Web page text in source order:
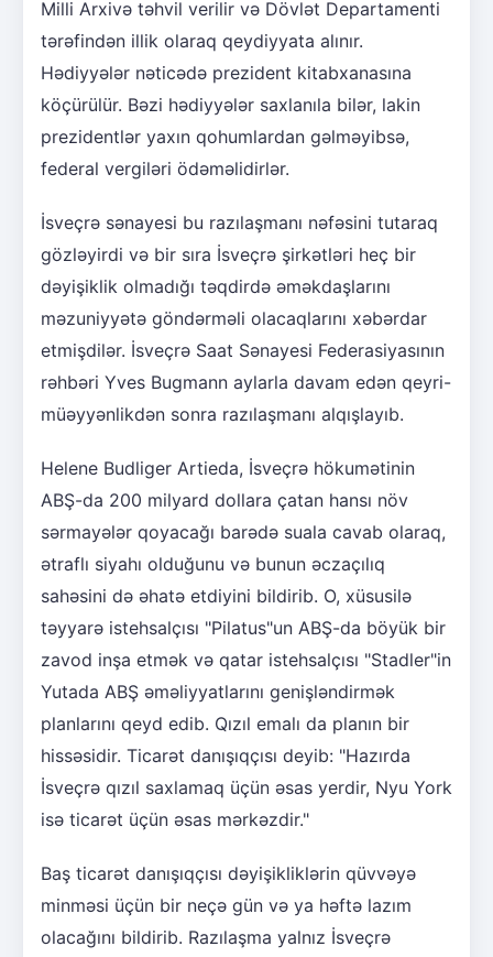
Milli Arxivə təhvil verilir və Dövlət Departamenti
tərəfindən illik olaraq qeydiyyata alınır.
Hədiyyələr nəticədə prezident kitabxanasına
köçürülür. Bəzi hədiyyələr saxlanıla bilər, lakin
prezidentlər yaxın qohumlardan gəlməyibsə,
federal vergiləri ödəməlidirlər.
İsveçrə sənayesi bu razılaşmanı nəfəsini tutaraq
gözləyirdi və bir sıra İsveçrə şirkətləri heç bir
dəyişiklik olmadığı təqdirdə əməkdaşlarını
məzuniyyətə göndərməli olacaqlarını xəbərdar
etmişdilər. İsveçrə Saat Sənayesi Federasiyasının
rəhbəri Yves Bugmann aylarla davam edən qeyri-
müəyyənlikdən sonra razılaşmanı alqışlayıb.
Helene Budliger Artieda, İsveçrə hökumətinin
ABŞ-da 200 milyard dollara çatan hansı növ
sərmayələr qoyacağı barədə suala cavab olaraq,
ətraflı siyahı olduğunu və bunun əczaçılıq
sahəsini də əhatə etdiyini bildirib. O, xüsusilə
təyyarə istehsalçısı "Pilatus"un ABŞ-da böyük bir
zavod inşa etmək və qatar istehsalçısı "Stadler"in
Yutada ABŞ əməliyyatlarını genişləndirmək
planlarını qeyd edib. Qızıl emalı da planın bir
hissəsidir. Ticarət danışıqçısı deyib: "Hazırda
İsveçrə qızıl saxlamaq üçün əsas yerdir, Nyu York
isə ticarət üçün əsas mərkəzdir."
Baş ticarət danışıqçısı dəyişikliklərin qüvvəyə
minməsi üçün bir neçə gün və ya həftə lazım
olacağını bildirib. Razılaşma yalnız İsveçrə